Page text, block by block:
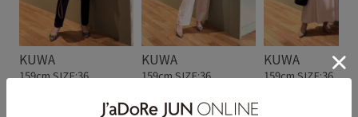
KUWA
159cm SIZE:36
KUWA
159cm SIZE:36
KUWA
159cm SIZE:36